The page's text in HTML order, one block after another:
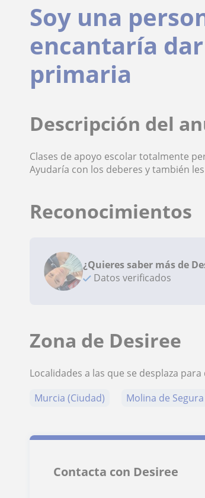
Soy una
encantaría
primaria
Descripción del
Clases de apoyo escolar totalmente
Ayudaría con los deberes y también
Reconocimientos
¿Quieres saber más de
Datos verificados
Zona de Desiree
Localidades a las que se desplaza para
Murcia (Ciudad)
Molina de Segura
Contacta con Desiree